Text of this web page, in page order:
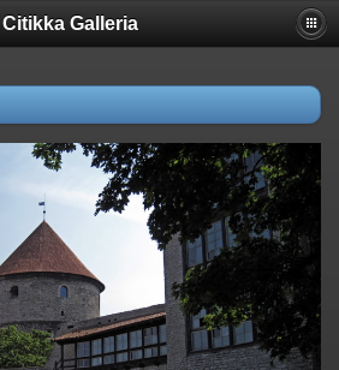
Citikka Galleria